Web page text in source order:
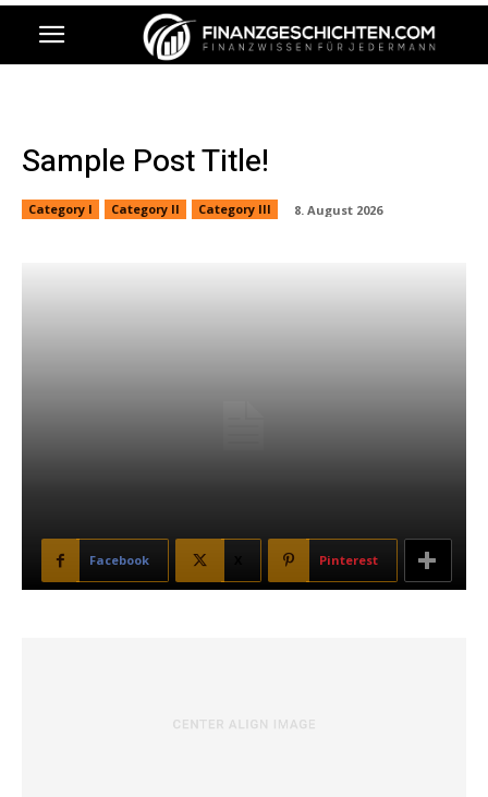
Sample Post Title!
Category I Category II Category III 8. August 2026
Facebook Pinterest